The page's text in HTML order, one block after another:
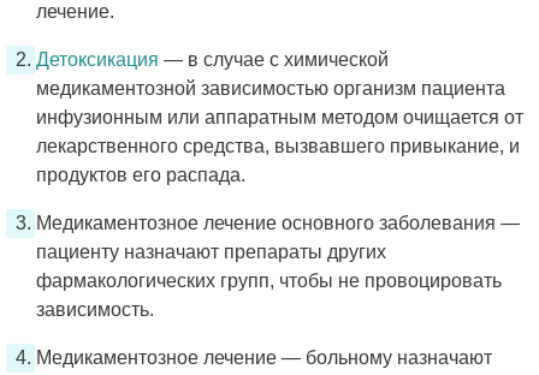
лечение.
Детоксикация — в случае с химической
медикаментозной зависимостью организм пациента
инфузионным или аппаратным методом очищается от
лекарственного средства, вызвавшего привыкание, и
продуктов его распада.
Медикаментозное лечение основного заболевания —
пациенту назначают препараты других
фармакологических групп, чтобы не провоцировать
зависимость.
Медикаментозное лечение — больному назначают